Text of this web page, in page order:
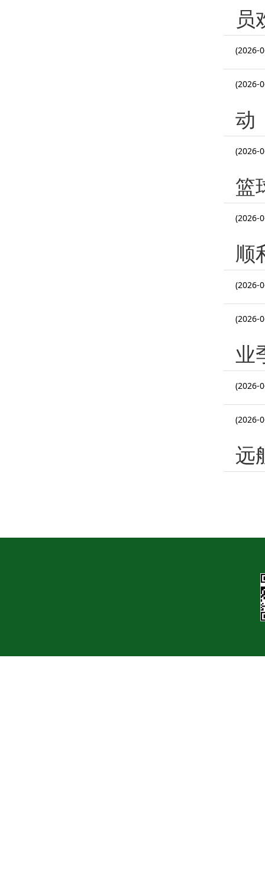
员
(2026-
(2026-
动
(2026-
篮
(2026-
顺
(2026-
(2026-
业
(2026-
(2026-
远